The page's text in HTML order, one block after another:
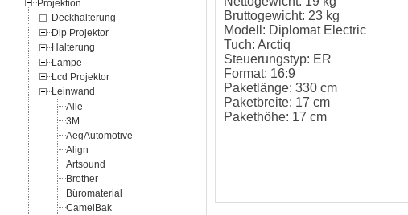
Projektion
Deckhalterung
Dlp Projektor
Halterung
Lampe
Lcd Projektor
Leinwand
Alle
3M
AegAutomotive
Align
Artsound
Brother
Büromaterial
CamelBak
Bruttogewicht: 23 kg
Modell: Diplomat Electric
Tuch: Arctiq
Steuerungstyp: ER
Format: 16:9
Paketlänge: 330 cm
Paketbreite: 17 cm
Pakethöhe: 17 cm